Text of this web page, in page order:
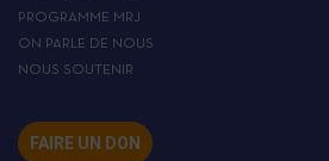
PROGRAMME MRJ
ON PARLE DE NOUS
NOUS SOUTENIR
FAIRE UN DON